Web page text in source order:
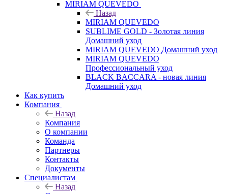
MIRIAM QUEVEDO
Назад
MIRIAM QUEVEDO
SUBLIME GOLD - Золотая линия
Домашний уход
MIRIAM QUEVEDO Домашний уход
MIRIAM QUEVEDO
Профессиональный уход
BLACK BACCARA - новая линия
Домашний уход
Как купить
Компания
Назад
Компания
О компании
Команда
Партнеры
Контакты
Документы
Специалистам
Назад